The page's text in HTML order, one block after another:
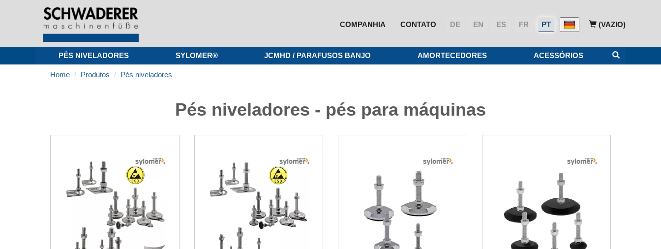
(VAZIO)
COMPANHIA PT
FR
ES
EN
DE
CONTATO
PÉS NIVELADORES SYLOMER® JCMHD / PARAFUSOS BANJO AMORTECEDORES ACESSÓRIOS
Home Produtos Pés niveladores
Pés niveladores - pés para máquinas